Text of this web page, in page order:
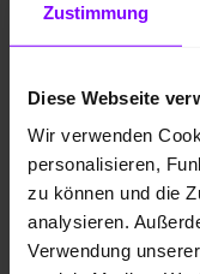
Zustimmung
Diese Webseite
Wir verwenden
personalisieren,
zu können und die
analysieren.
Verwendung